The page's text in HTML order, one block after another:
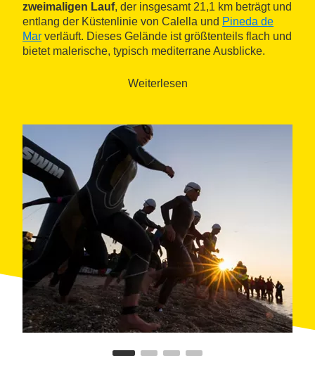
zweimaligen Lauf, der insgesamt 21,1 km beträgt und
entlang der Küstenlinie von Calella und Pineda de
Mar verläuft. Dieses Gelände ist größtenteils flach und
bietet malerische, typisch mediterrane Ausblicke.
Weiterlesen